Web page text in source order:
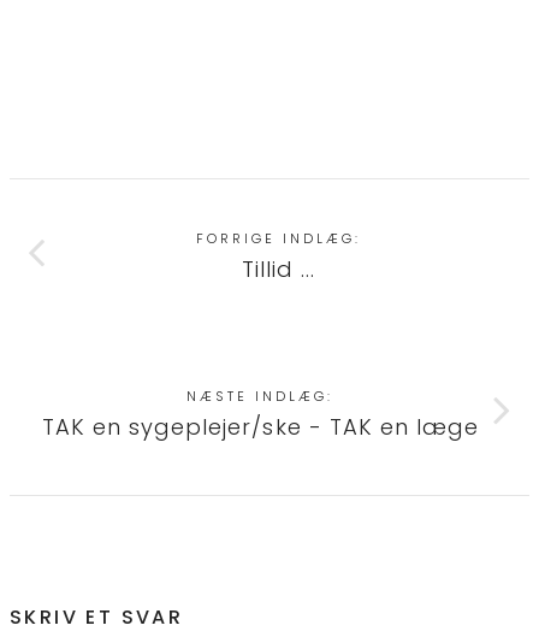
FORRIGE INDLÆG:
Tillid ...
NÆSTE INDLÆG:
TAK en sygeplejer/ske - TAK en læge
SKRIV ET SVAR